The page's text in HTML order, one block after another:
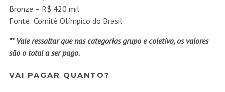
Bronze – R$ 420 mil
Fonte: Comitê Olímpico do Brasil
** Vale ressaltar que nas categorias grupo e coletiva, os valores
são o total a ser pago.
VAI PAGAR QUANTO?